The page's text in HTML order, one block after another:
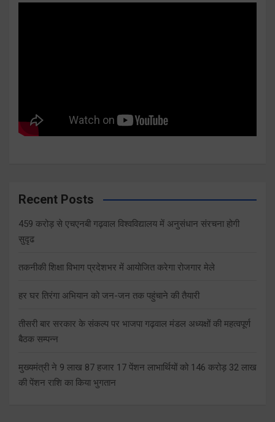
Recent Posts
459 करोड़ से एचएनबी गढ़वाल विश्वविद्यालय में अनुसंधान संरचना होगी
सुदृढ
तकनीकी शिक्षा विभाग प्रदेशभर में आयोजित करेगा रोजगार मेले
हर घर तिरंगा अभियान को जन-जन तक पहुंचाने की तैयारी
तीसरी बार सरकार के संकल्प पर भाजपा गढ़वाल मंडल अध्यक्षों की महत्वपूर्ण
बैठक सम्पन्न
मुख्यमंत्री ने 9 लाख 87 हजार 17 पेंशन लाभार्थियों को 146 करोड़ 32 लाख
की पेंशन राशि का किया भुगतान